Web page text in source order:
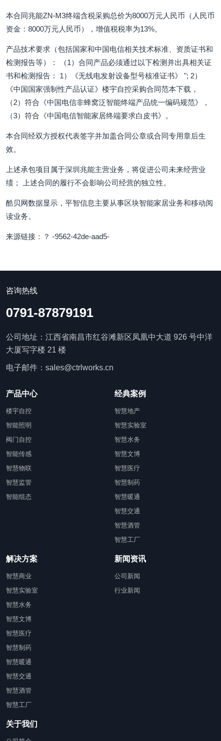
本合同兆能ZN-M3终端含税采购总价为8000万元人民币（人民币
资金：8000万元人民币），增值税税率为13%。
产品技术要求（包括国家和中国电信相关技术标准、资质证书和
检测报告等）： （1）合同产品必须通过以下检测并出具相关证
书和检测报告： 1）《无线电发射设备型号核准证书》 "; 2）
《中国国家强制性产品认证》楼宇自控采购合同范本下载，
（2）符合《中国电信非蜂窝泛智能终端产品统一编码规范》，
（3）符合《中国电信智能家居终端要求白皮书》。
本合同经双方授权代表签字并加盖合同公章或合同专用章后生
效。
上述承包项目属于深圳兆能主营业务，将促进公司未来经营业
绩； 上述合同的履行不会影响公司经营的独立性。
酷贝网数据显示，平智信息主要从事区块智能家居业务和移动阅
读业务。
来源链接：？ -9562-42de-aad5-
咨询热线
0791-87879191
公司地址：江西省南昌市红谷滩新区凤凰中大道 926 号中洋
大厦写字楼 21 楼
电子邮件：sales@ctrlworks.cn
产品中心
楼宇自控
智能照明
阀门自控
智能传感
智慧物联
智慧监管
智能组态
经典案例
智慧地产
智慧实验室
智慧水务
智慧文博
智慧医疗
智慧制药
智慧暖通
智慧交通
智慧酒管
智慧工厂
解决方案
智慧商业
智慧实验室
智慧水务
智慧文博
智慧医疗
智慧制药
智慧暖通
智慧交通
智慧酒管
智慧工厂
新闻资讯
公司新闻
行业新闻
关于我们